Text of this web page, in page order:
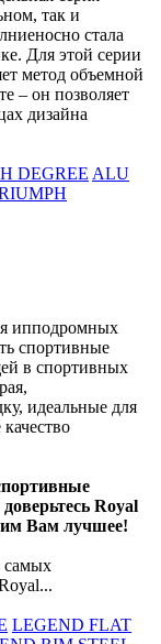
так и
стала
Для этой серии
метод объемной
– он позволяет
дизайна
DEGREE ALU
ипподромных
спортивные
в спортивных
идеальные для
Royal
Вам лучшее!
самых
LEGEND FLAT